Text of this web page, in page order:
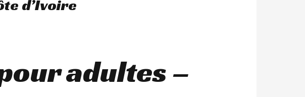
d’Ivoire
adultes –